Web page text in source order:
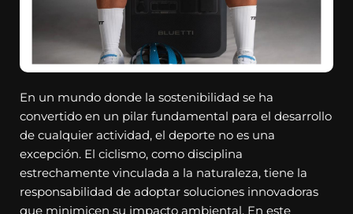
En un mundo donde la sostenibilidad se ha
convertido en un pilar fundamental para el desarrollo
de cualquier actividad, el deporte no es una
excepción. El ciclismo, como disciplina
estrechamente vinculada a la naturaleza, tiene la
responsabilidad de adoptar soluciones innovadoras
que minimicen su impacto ambiental. En este